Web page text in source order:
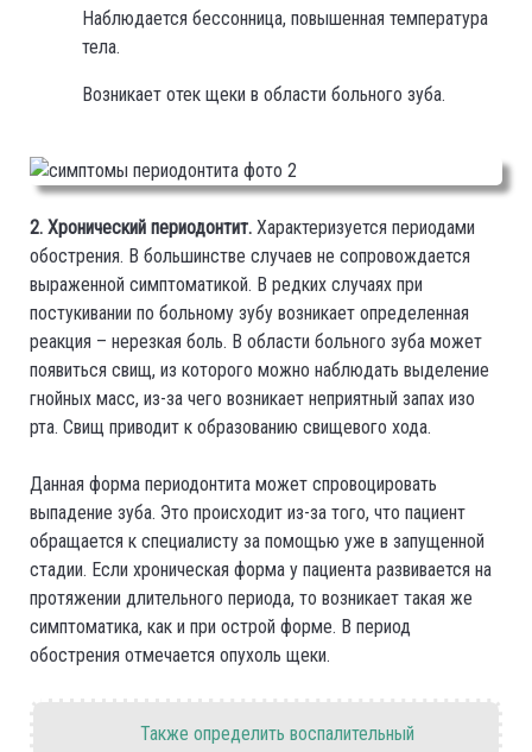
Наблюдается бессонница, повышенная температура
тела.
Возникает отек щеки в области больного зуба.
2. Хронический периодонтит. Характеризуется периодами
обострения. В большинстве случаев не сопровождается
выраженной симптоматикой. В редких случаях при
постукивании по больному зубу возникает определенная
реакция – нерезкая боль. В области больного зуба может
появиться свищ, из которого можно наблюдать выделение
гнойных масс, из-за чего возникает неприятный запах изо
рта. Свищ приводит к образованию свищевого хода.
Данная форма периодонтита может спровоцировать
выпадение зуба. Это происходит из-за того, что пациент
обращается к специалисту за помощью уже в запущенной
стадии. Если хроническая форма у пациента развивается на
протяжении длительного периода, то возникает такая же
симптоматика, как и при острой форме. В период
обострения отмечается опухоль щеки.
Также определить воспалительный